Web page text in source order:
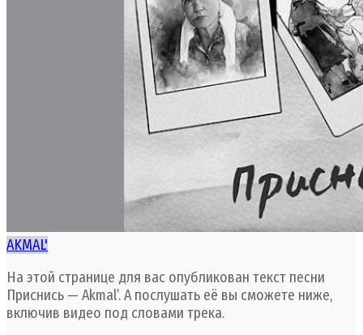
AKMAL'
На этой странице для вас опубликован текст песни
Приснись — Akmal’. А послушать её вы сможете ниже,
включив видео под словами трека.